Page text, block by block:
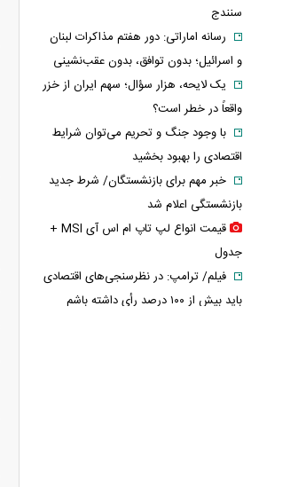
سنندج
رسانه اماراتی: دور هفتم مذاکرات لبنان
و اسرائیل؛ بدون توافق، بدون عقب‌نشینی
یک لایحه، هزار سؤال؛ سهم ایران از خزر
واقعاً در خطر است؟
با وجود جنگ و تحریم می‌توان شرایط
اقتصادی را بهبود بخشید
خبر مهم برای بازنشستگان/ شرط جدید
بازنشستگی اعلام شد
قیمت انواع لپ تاپ ام اس آی MSI +
جدول
فیلم/ ترامپ: در نظرسنجی‌های اقتصادی
باید بیش از ۱۰۰ درصد رأی داشته باشم